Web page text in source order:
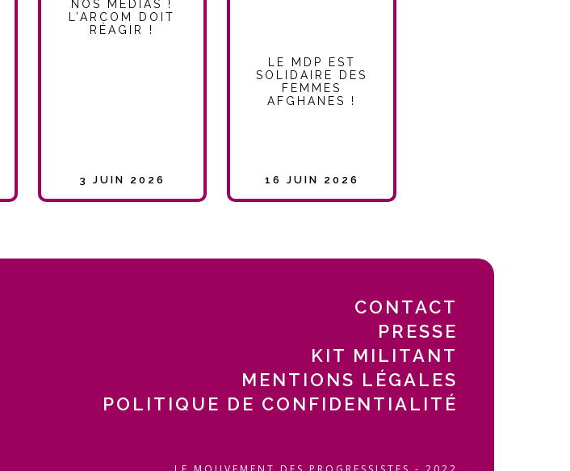
NOS MÉDIAS !
L’ARCOM DOIT
RÉAGIR !
3 JUIN 2026
LE MDP EST
SOLIDAIRE DES
FEMMES
AFGHANES !
16 JUIN 2026
CONTACT
PRESSE
KIT MILITANT
MENTIONS LÉGALES
POLITIQUE DE CONFIDENTIALITÉ